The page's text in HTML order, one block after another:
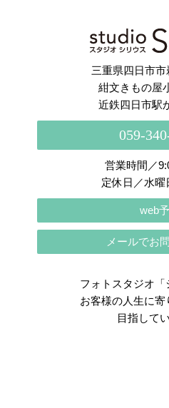
三重県四日市
紺文きもの屋
近鉄四日市駅
059-
営業時間／
定休日／水曜
web
メールでお
フォトスタジオ「
お客様の人生に寄
目指して